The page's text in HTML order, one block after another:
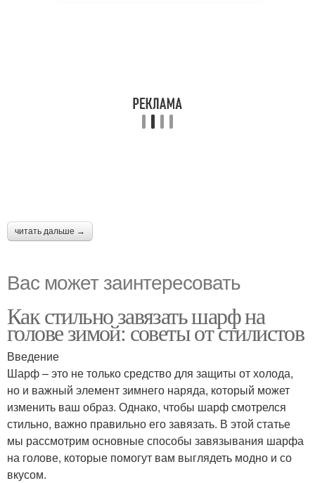
читать дальше →
Вас может заинтересовать
Как стильно завязать шарф на
голове зимой: советы от стилистов
Введение
Шарф – это не только средство для защиты от холода,
но и важный элемент зимнего наряда, который может
изменить ваш образ. Однако, чтобы шарф смотрелся
стильно, важно правильно его завязать. В этой статье
мы рассмотрим основные способы завязывания шарфа
на голове, которые помогут вам выглядеть модно и со
вкусом.